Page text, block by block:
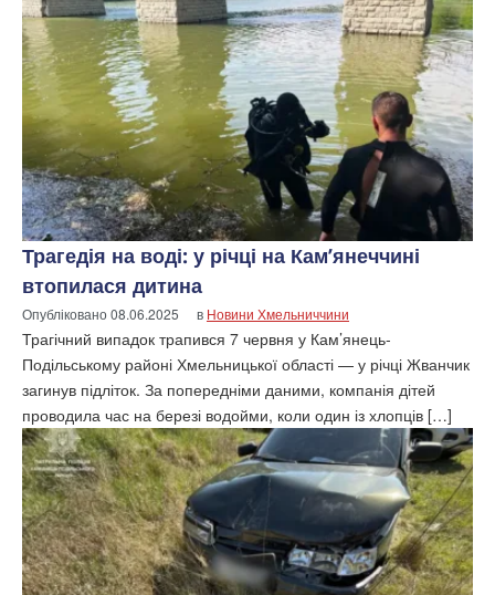
Трагедія на воді: у річці на Кам’янеччині
втопилася дитина
Опубліковано08.06.2025 в Новини Хмельниччини
Трагічний випадок трапився 7 червня у Кам’янець-
Подільському районі Хмельницької області — у річці Жванчик
загинув підліток. За попередніми даними, компанія дітей
проводила час на березі водойми, коли один із хлопців […]